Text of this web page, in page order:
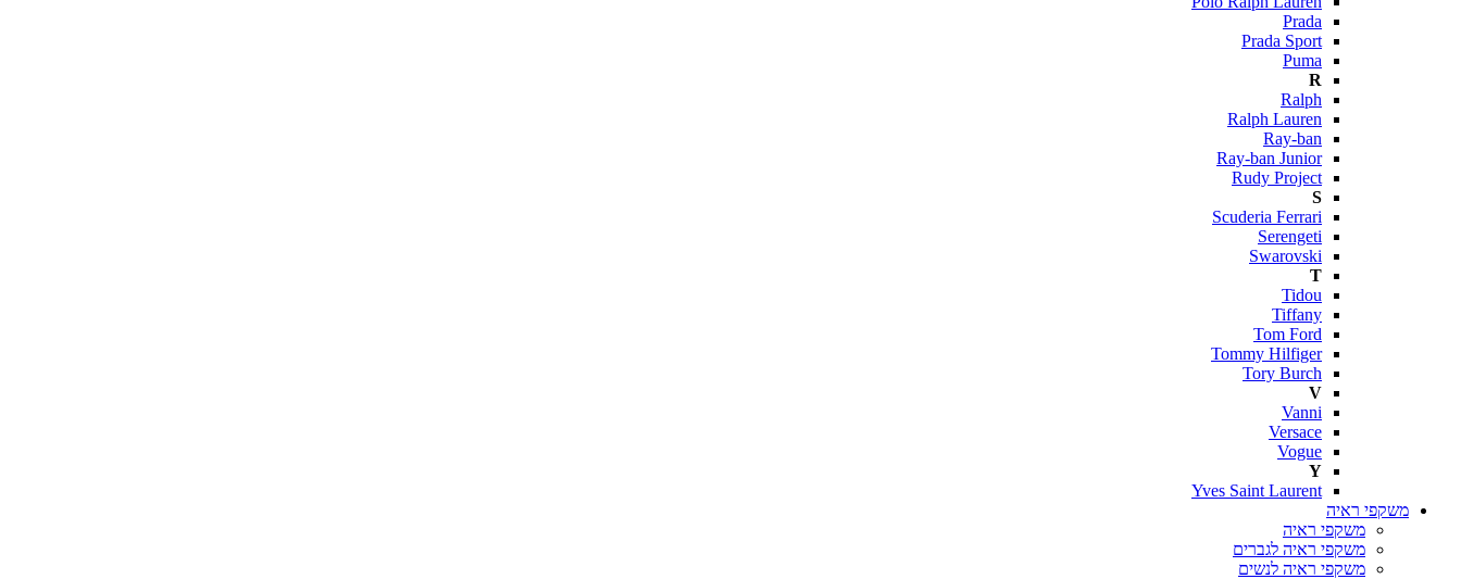
Prada
Prada Sport
Puma
R
Ralph
Ralph Lauren
Ray-ban
Ray-ban Junior
Rudy Project
S
Scuderia Ferrari
Serengeti
Swarovski
T
Tidou
Tiffany
Tom Ford
Tommy Hilfiger
Tory Burch
V
Vanni
Versace
Vogue
Y
Yves Saint Laurent
משקפי ראיה
משקפי ראיה
משקפי ראיה לגברים
משקפי ראיה לנשים